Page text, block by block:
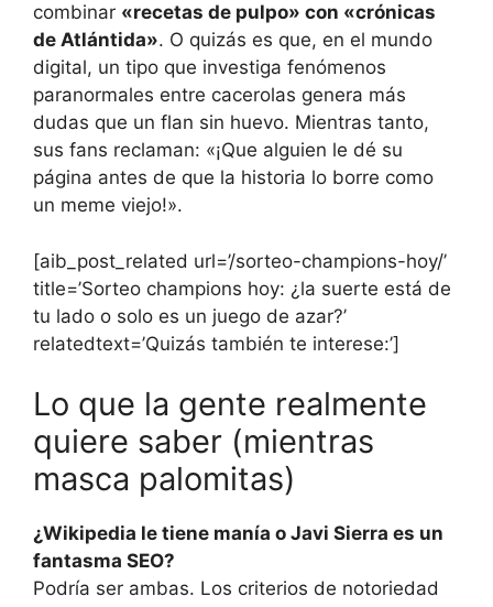
combinar «recetas de pulpo» con «crónicas
de Atlántida». O quizás es que, en el mundo
digital, un tipo que investiga fenómenos
paranormales entre cacerolas genera más
dudas que un flan sin huevo. Mientras tanto,
sus fans reclaman: «¡Que alguien le dé su
página antes de que la historia lo borre como
un meme viejo!».
[aib_post_related url=’/sorteo-champions-hoy/’
title=’Sorteo champions hoy: ¿la suerte está de
tu lado o solo es un juego de azar?’
relatedtext=’Quizás también te interese:’]
Lo que la gente realmente
quiere saber (mientras
masca palomitas)
¿Wikipedia le tiene manía o Javi Sierra es un
fantasma SEO?
Podría ser ambas. Los criterios de notoriedad